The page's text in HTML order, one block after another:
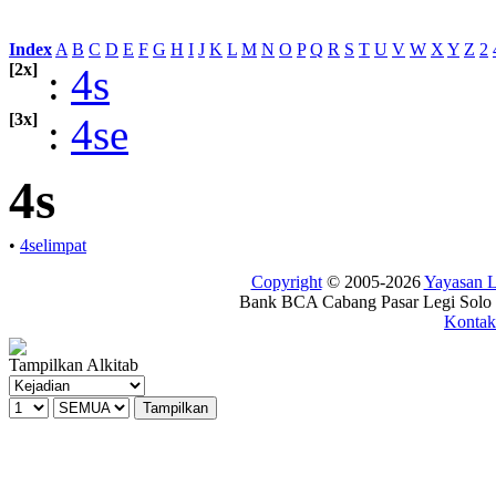
Index: A B C D E F G H I J K L M N O P Q R S T U V W X Y Z 2
[2x]
: 4s
[3x] : 4se
4s
• 4selimpat
Copyright© 2005-2026Yayasan
Bank BCA Cabang Pasar Legi
Kontak
Tampilkan Alkitab